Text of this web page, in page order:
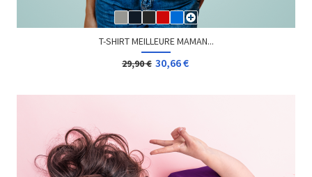
T-SHIRT MEILLEURE MAMAN...
29,90 € 30,66 €